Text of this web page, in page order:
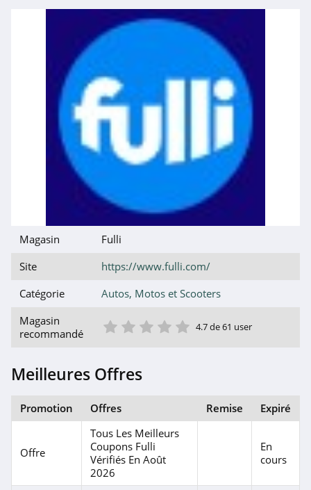
Magasin
Fulli
Site
https://www.fulli.com/
Catégorie
Autos, Motos et Scooters
Magasin
recommandé
5 étoile
4 étoile
3 étoile
2 étoile
1 étoile4.7 de 61 user
Meilleures Offres
Promotion Offres Remise Expiré
Offre
Tous Les Meilleurs
Coupons Fulli
Vérifiés En Août
2026
En
cours